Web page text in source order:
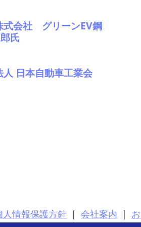
式会社 グリーンEV鋼
氏
人 日本自動車工業会
人情報保護方針 | 会社案内 |